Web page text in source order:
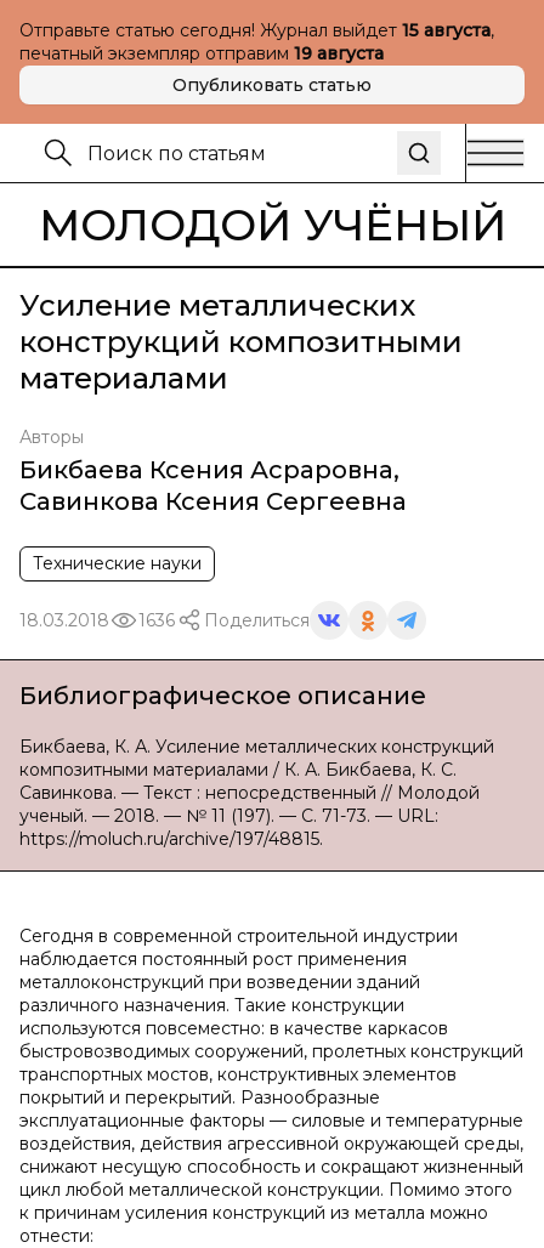
Отправьте статью сегодня! Журнал выйдет 15 августа,
печатный экземпляр отправим 19 августа
Опубликовать статью
МОЛОДОЙ УЧЁНЫЙ
Усиление металлических
конструкций композитными
материалами
Авторы
Бикбаева Ксения Асраровна,
Савинкова Ксения Сергеевна
Технические науки
18.03.2018 1636 Поделиться
Библиографическое описание
Бикбаева, К. А. Усиление металлических конструкций
композитными материалами / К. А. Бикбаева, К. С.
Савинкова. — Текст : непосредственный // Молодой
ученый. — 2018. — № 11 (197). — С. 71-73. — URL:
https://moluch.ru/archive/197/48815.
Сегодня в современной строительной индустрии
наблюдается постоянный рост применения
металлоконструкций при возведении зданий
различного назначения. Такие конструкции
используются повсеместно: в качестве каркасов
быстровозводимых сооружений, пролетных конструкций
транспортных мостов, конструктивных элементов
покрытий и перекрытий. Разнообразные
эксплуатационные факторы — силовые и температурные
воздействия, действия агрессивной окружающей среды,
снижают несущую способность и сокращают жизненный
цикл любой металлической конструкции. Помимо этого
к причинам усиления конструкций из металла можно
отнести: